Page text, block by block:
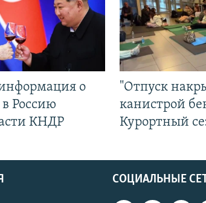
о
Россию
КНДР
"Отпуск
канистрой
Курортный
СОЦИАЛЬНЫЕ